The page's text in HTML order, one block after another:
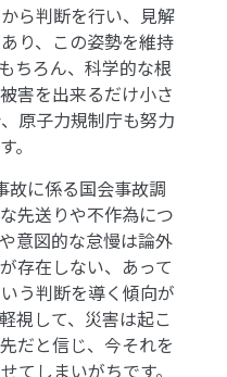
ら判断を行い、見解
り、この姿勢を維持
ちろん、科学的な根
害を出来るだけ小さ
原子力規制庁も努力
。
故に係る国会事故調
先送りや不作為につ
意図的な怠慢は論外
存在しない、あって
う判断を導く傾向が
視して、災害は起こ
だと信じ、今それを
てしまいがちです。